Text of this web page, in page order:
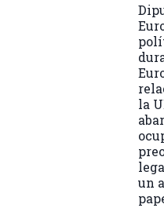
la
un